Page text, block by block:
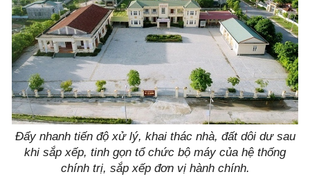
Đẩy nhanh tiến độ xử lý, khai thác nhà, đất dôi dư sau
khi sắp xếp, tinh gọn tổ chức bộ máy của hệ thống
chính trị, sắp xếp đơn vị hành chính.